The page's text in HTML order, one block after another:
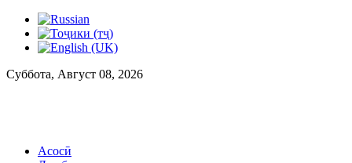
Суббота, Август 08, 2026
Асосӣ